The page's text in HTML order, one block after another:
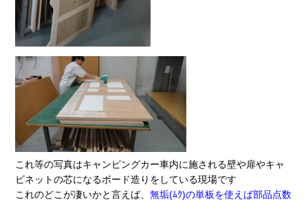
これ等の写真はキャンピングカー車内に施される壁や扉やキャ
ビネットの芯になるボード造りをしている現場です
これのどこが凄いかと言えば、無垢(ﾑｸ)の単板を使えば部品点数